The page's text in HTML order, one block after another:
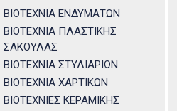
ΒΙΟΤΕΧΝΙΑ ΕΝΔΥΜΑΤΩΝ
ΒΙΟΤΕΧΝΙΑ ΠΛΑΣΤΙΚΗΣ
ΣΑΚΟΥΛΑΣ
ΒΙΟΤΕΧΝΙΑ ΣΤΥΛΙΑΡΙΩΝ
ΒΙΟΤΕΧΝΙΑ ΧΑΡΤΙΚΩΝ
ΒΙΟΤΕΧΝΙΕΣ ΚΕΡΑΜΙΚΗΣ